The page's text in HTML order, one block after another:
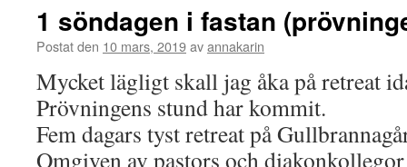
1 söndagen i fastan
Postat den 10 mars, 2019avannakarin
Mycket lägligt skall jag åka på retreat
Prövningens stund har kommit.
Fem dagars tyst retreat på
Omgiven av pastors och